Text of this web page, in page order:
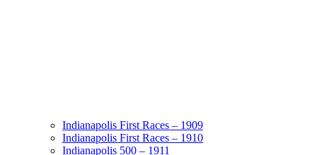
Indianapolis First Races – 1909
Indianapolis First Races – 1910
Indianapolis 500 – 1911